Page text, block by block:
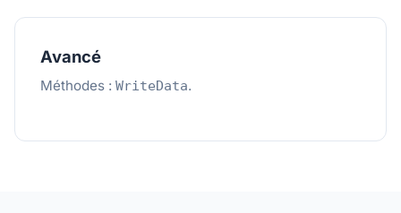
Avancé
Méthodes : WriteData.